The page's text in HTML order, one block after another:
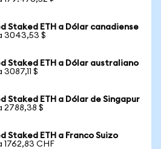
Staked ETH a Dólar canadiense
3043,53 $
Staked ETH a Dólar australiano
$
Staked ETH a Dólar de Singapur
2788,38 $
Staked ETH a Franco Suizo
1762,83 CHF